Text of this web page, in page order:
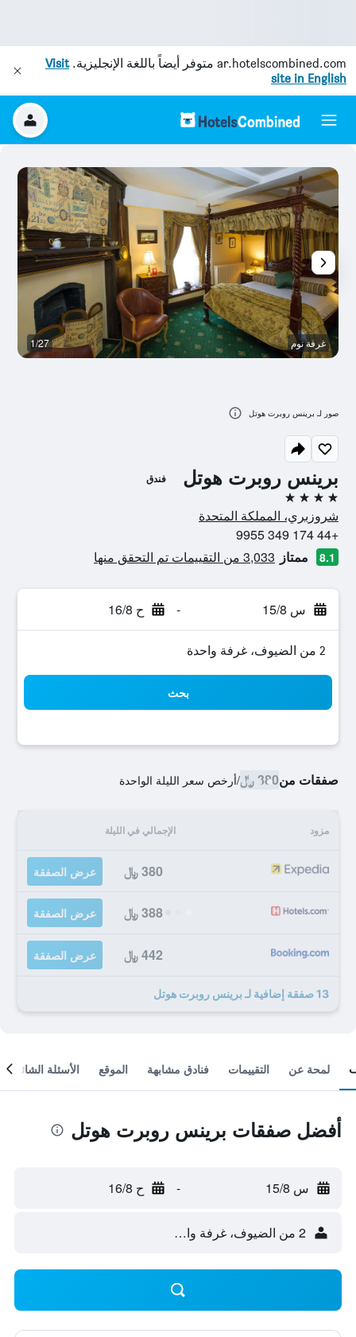
ar.hotelscombined.com متوفر أيضاً باللغة الإنجليزية.Visit
site in English
برينس روبرت هوتل فندق
4 نجوم
شروزبري، المملكة المتحدة
+44 174 349 9955
8.1 ممتاز 3,033 من التقييمات تم التحقق منها
س 15/8 - ح 16/8
2 من الضيوف، غرفة واحدة
بحث
صفقات من380 ﷼ /أرخص سعر الليلة الواحدة
مزود الإجمالي في الليلة
380 ﷼ عرض الصفقة
388 ﷼ عرض الصفقة
442 ﷼ عرض الصفقة
13 صفقة إضافية لـ برينس روبرت هوتل
غرفة نوم 1/27
صور لـ برينس روبرت هوتل
لمحة عن التقييمات فنادق مشابهة الموقع الأسئلة الشائعة
أفضل صفقات برينس روبرت هوتل
س 15/8 - ح 16/8
2 من الضيوف، غرفة واحدة